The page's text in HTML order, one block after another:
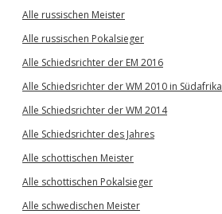
Alle russischen Meister
Alle russischen Pokalsieger
Alle Schiedsrichter der EM 2016
Alle Schiedsrichter der WM 2010 in Südafrika
Alle Schiedsrichter der WM 2014
Alle Schiedsrichter des Jahres
Alle schottischen Meister
Alle schottischen Pokalsieger
Alle schwedischen Meister